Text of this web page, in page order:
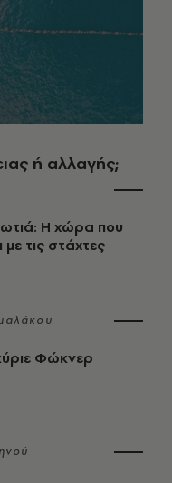
ή αλλαγής;
Η χώρα που
με τις στάχτες
Φώκνερ